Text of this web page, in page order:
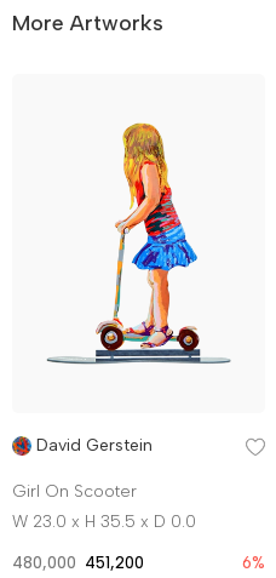
More Artworks
David Gerstein
Girl On Scooter
W 23.0 x H 35.5 x D 0.0
480,000 451,200 6%